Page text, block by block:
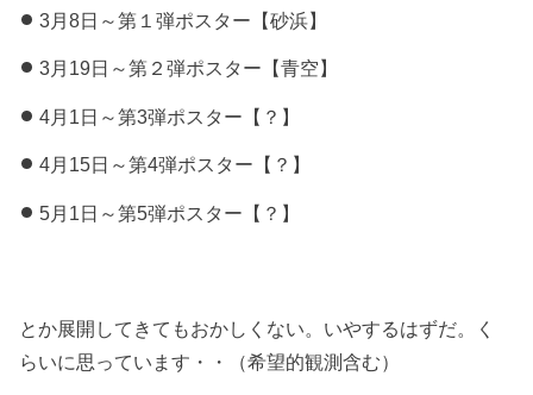
3月8日～第１弾ポスター【砂浜】
3月19日～第２弾ポスター【青空】
4月1日～第3弾ポスター【？】
4月15日～第4弾ポスター【？】
5月1日～第5弾ポスター【？】
とか展開してきてもおかしくない。いやするはずだ。く
らいに思っています・・（希望的観測含む）